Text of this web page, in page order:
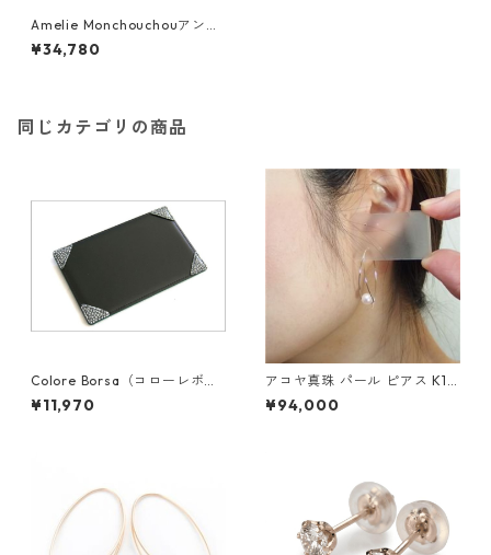
Amelie Monchouchouアンテ
ィーク調バースデイピアス 9月
サファイア ダイヤモンド ジュ
¥34,780
同じカテゴリの商品
Colore Borsa（コローレボル
サ） メモパッド ブラック MG
-008
¥11,970
アコヤ真珠 パール ピアス K18
イエローゴールド ジプシー フ
ック ピアス 7mm 7ミリ珠 あ
¥94,000